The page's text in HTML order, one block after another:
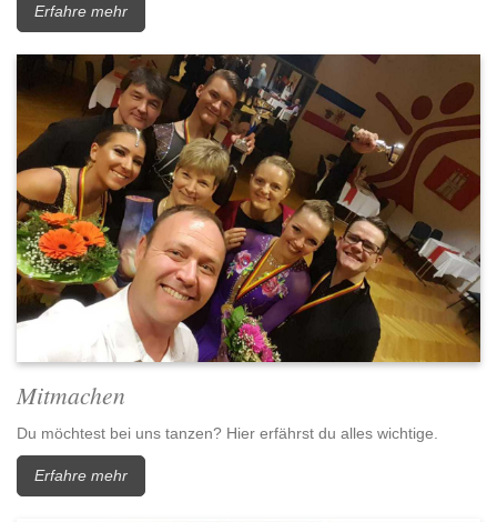
Erfahre mehr
Mitmachen
Du möchtest bei uns tanzen? Hier erfährst du alles wichtige.
Erfahre mehr